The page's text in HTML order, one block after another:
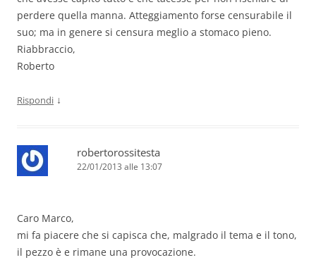
perdere quella manna. Atteggiamento forse censurabile il
suo; ma in genere si censura meglio a stomaco pieno.
Riabbraccio,
Roberto
Rispondi ↓
robertorossitesta
22/01/2013 alle 13:07
Caro Marco,
mi fa piacere che si capisca che, malgrado il tema e il tono,
il pezzo è e rimane una provocazione.